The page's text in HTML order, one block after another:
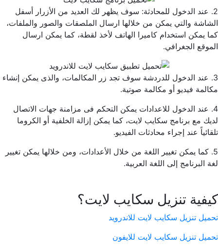
2. عند الدخول للمحادثة: سوف يظهر لك العديد من الأزرار أسفل
الشاشة والتي يمكن من خلالها ارسال الملصقات والصور والملفات،
كما يمكن استخدام كاميرا الهاتف لأخذ لقطة، كما يمكن ارسال
الموقع الجغرافي.
3. عند الدخول للدردشة سوف تجد زر المكالمات، والذى يمكن إنشاء
مكالمة فيديو أو مكالمة صوتية.
4. عند الدخول للاعدادات يمكن التحكم فى مزامنة جهات الاتصال
لديك مع برنامج سكايب لايت، كما يمكن إزالة الخلفية أو الكروما
تلقائياً عند إجراء محادثات الفيديو.
5. كما يمكن تغيير اللغة من خلال الأعدادات، ومن خلالها يمكن تغيير
لغة البرنامج إلى اللغة العربية.
كيفية تنزيل سكايب لايت؟
تحميل تنزيل سكايب لايت للاندرويد
تحميل تنزيل سكايب لايت للايفون